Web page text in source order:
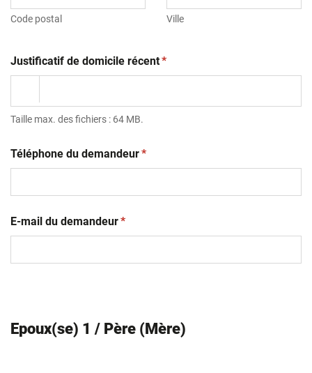
Code postal Ville
Justificatif de domicile récent(obligatoire)
*
Taille max. des fichiers : 64 MB.
Téléphone du demandeur(obligatoire)
*
E-mail du demandeur(obligatoire)
*
Epoux(se) 1 / Père (Mère)